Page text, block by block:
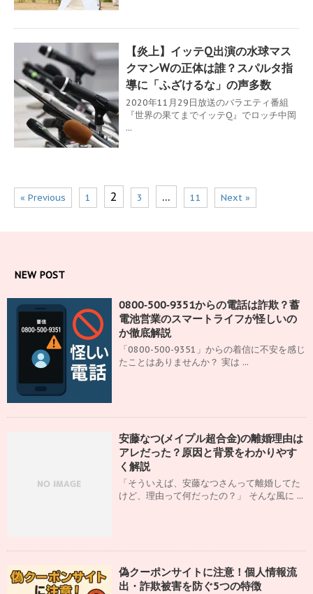
【炎上】イッテQ出演の水球マス
クマンWの正体は誰？スパルタ指
導に「ふざけるな」の声多数
2020年11月29日放送のバラエティ番組
『世界の果てまでイッテQ』でロッチ中岡
...
« Previous 1 2 3 … 11 Next »
NEW POST
0800‑500‑9351からの電話は詐欺？蓄
電池営業のスマートライフが怪しいの
か徹底解説
「0800-500-9351」からの着信に不安を感じ
たことはありませんか？ 実は ...
安藤なつ(メイプル超合金)の離婚理由は
アレだった？原因と背景をわかりやす
く解説
「そういえば、安藤なつさんって離婚してた
けど、理由って何だったの？」 そんな風に ...
偽クーポンサイトに注意！個人情報流
出・詐欺被害を防ぐ5つの特徴